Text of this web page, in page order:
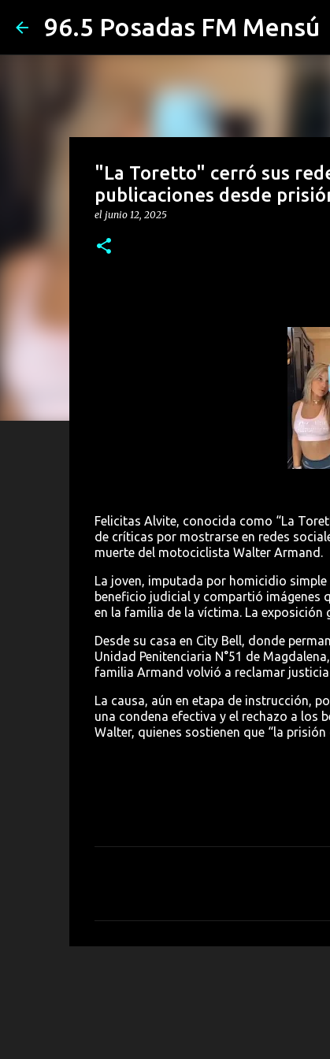
96.5 Posadas FM Mensú
"La Toretto" cerró sus
publicaciones desde
el junio 12, 2025
Felicitas Alvite, conocida como “La
de críticas por mostrarse en redes
muerte del motociclista Walter Armand.
La joven, imputada por homicidio
beneficio judicial y compartió imágenes
en la familia de la víctima. La
Desde su casa en City Bell, donde
Unidad Penitenciaria N°51 de
familia Armand volvió a reclamar
La causa, aún en etapa de instrucción,
una condena efectiva y el rechazo a los
Walter, quienes sostienen que “la